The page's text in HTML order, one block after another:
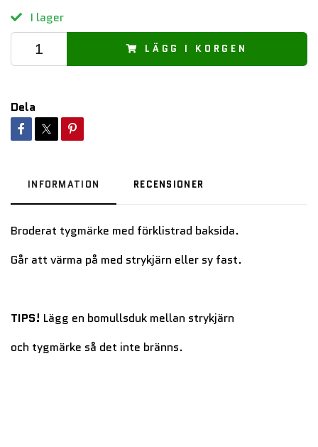
I lager
LÄGG I KORGEN
Dela
INFORMATION RECENSIONER
Broderat tygmärke med förklistrad baksida.
Går att värma på med strykjärn eller sy fast.
TIPS! Lägg en bomullsduk mellan strykjärn
och tygmärke så det inte bränns.